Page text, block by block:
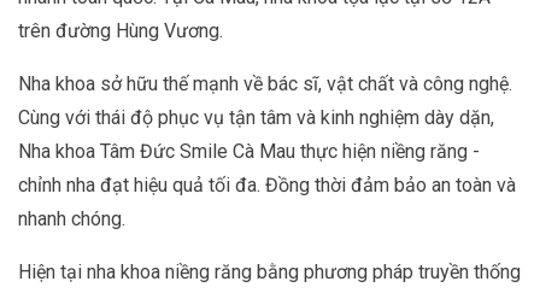
trên đường Hùng Vương.
Nha khoa sở hữu thế mạnh về bác sĩ, vật chất và công nghệ.
Cùng với thái độ phục vụ tận tâm và kinh nghiệm dày dặn,
Nha khoa Tâm Đức Smile Cà Mau thực hiện niềng răng -
chỉnh nha đạt hiệu quả tối đa. Đồng thời đảm bảo an toàn và
nhanh chóng.
Hiện tại nha khoa niềng răng bằng phương pháp truyền thống